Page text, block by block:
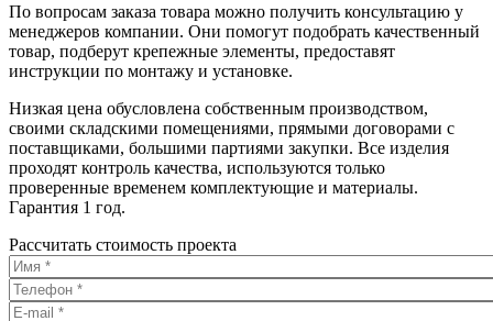
По вопросам заказа товара можно получить консультацию у
менеджеров компании. Они помогут подобрать качественный
товар, подберут крепежные элементы, предоставят
инструкции по монтажу и установке.
Низкая цена обусловлена собственным производством,
своими складскими помещениями, прямыми договорами с
поставщиками, большими партиями закупки. Все изделия
проходят контроль качества, используются только
проверенные временем комплектующие и материалы.
Гарантия 1 год.
Рассчитать стоимость проекта